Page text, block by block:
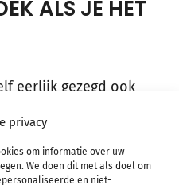
privacy
om informatie over uw
We doen dit met als doel om
en niet-
ALS JE HET
eerlijk gezegd ook
stop als je het boek
op dat je een
je er ooit aan